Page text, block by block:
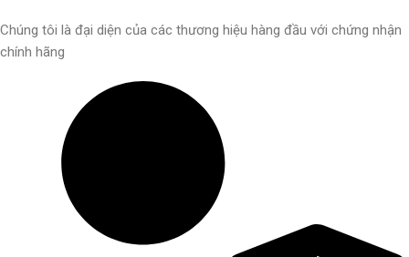
Chúng tôi là đại diện của các thương hiệu hàng đầu với chứng nhận
chính hãng